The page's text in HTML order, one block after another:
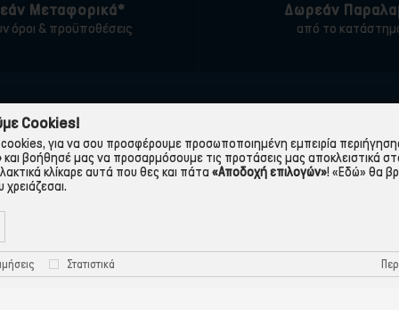
Μεταφορικά*
όροι & προϋποθέσεις
Δωρεάν
από το
εταιρεία
Χρήσης
Τρόποι Παραγγελίας
Πολιτική Απορρήτου
Προστασία
Cookies!
για να σου προσφέρουμε προσωποποιημένη εμπειρία
και βοήθησέ μας να προσαρμόσουμε τις προτάσεις μας αποκλειστικά
κλίκαρε αυτά που θες και πάτα «Αποδοχή επιλογών»! «Εδώ» θα
Στατιστικά